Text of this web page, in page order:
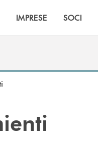
IMPRESE SOCI